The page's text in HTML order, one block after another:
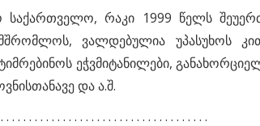
რაკი 1999 წელს
ვალდებულია უპასუხოს
ეჭვმიტანილები,
და ა.შ.
. . . . . . . . . . . . . . . . . . . . . . . . . . . . . . . . . . . .